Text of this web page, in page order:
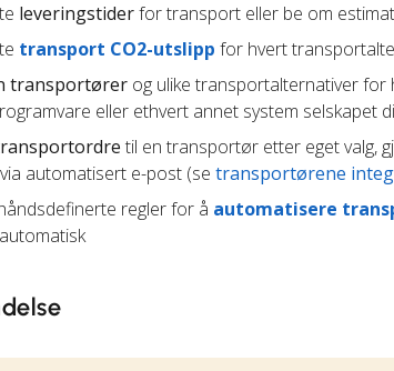
leveringstiderfor transport eller be om
transport CO2-utslipp for hvert
transportører og ulike transportalternativer for
eller ethvert annet system selskapet
til en transportør etter eget valg,
automatisert e-post (se transportørene
regler for å automatisere